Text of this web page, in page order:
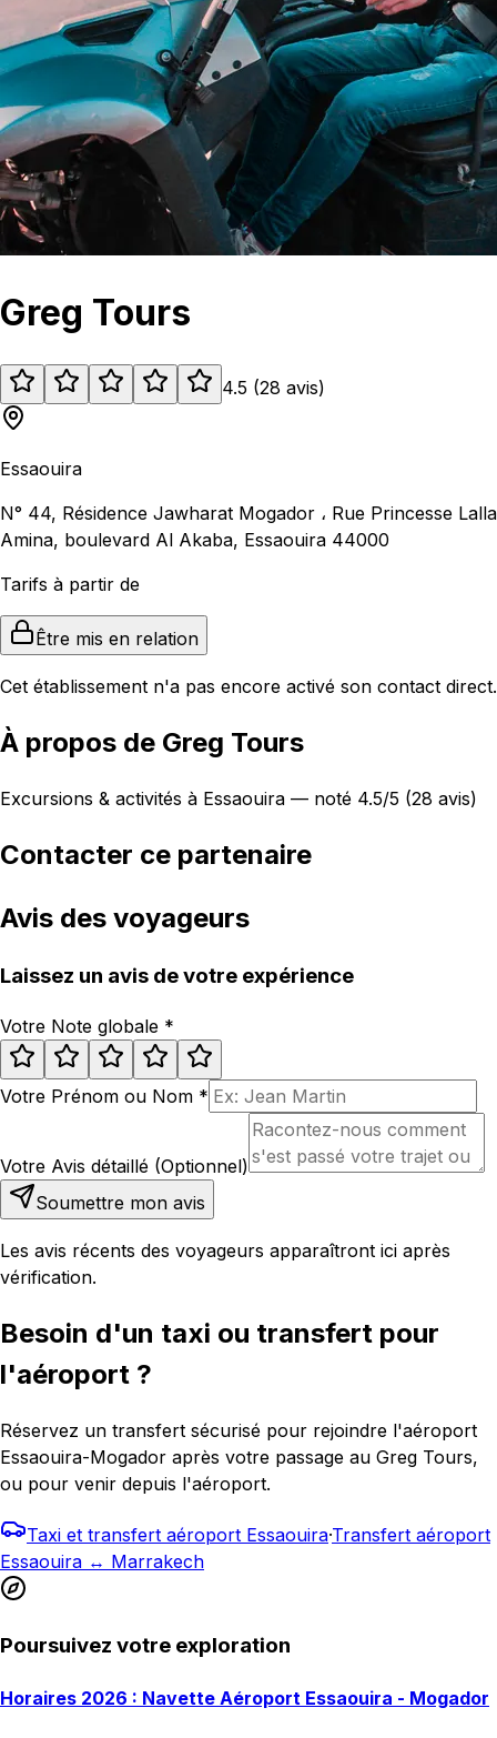
Greg Tours
4.5 (28 avis)
Essaouira
N° 44, Résidence Jawharat Mogador ، Rue Princesse Lalla
Amina, boulevard Al Akaba, Essaouira 44000
Tarifs à partir de
Être mis en relation
Cet établissement n'a pas encore activé son contact direct.
À propos de Greg Tours
Excursions & activités à Essaouira — noté 4.5/5 (28 avis)
Contacter ce partenaire
Avis des voyageurs
Laissez un avis de votre expérience
Votre Note globale *
Votre Prénom ou Nom *
Votre Avis détaillé (Optionnel)
Soumettre mon avis
Les avis récents des voyageurs apparaîtront ici après
vérification.
Besoin d'un taxi ou transfert pour
l'aéroport ?
Réservez un transfert sécurisé pour rejoindre l'aéroport
Essaouira-Mogador après votre passage au Greg Tours,
ou pour venir depuis l'aéroport.
Taxi et transfert aéroport Essaouira·Transfert aéroport
Essaouira ↔ Marrakech
Poursuivez votre exploration
Horaires 2026 : Navette Aéroport Essaouira - Mogador